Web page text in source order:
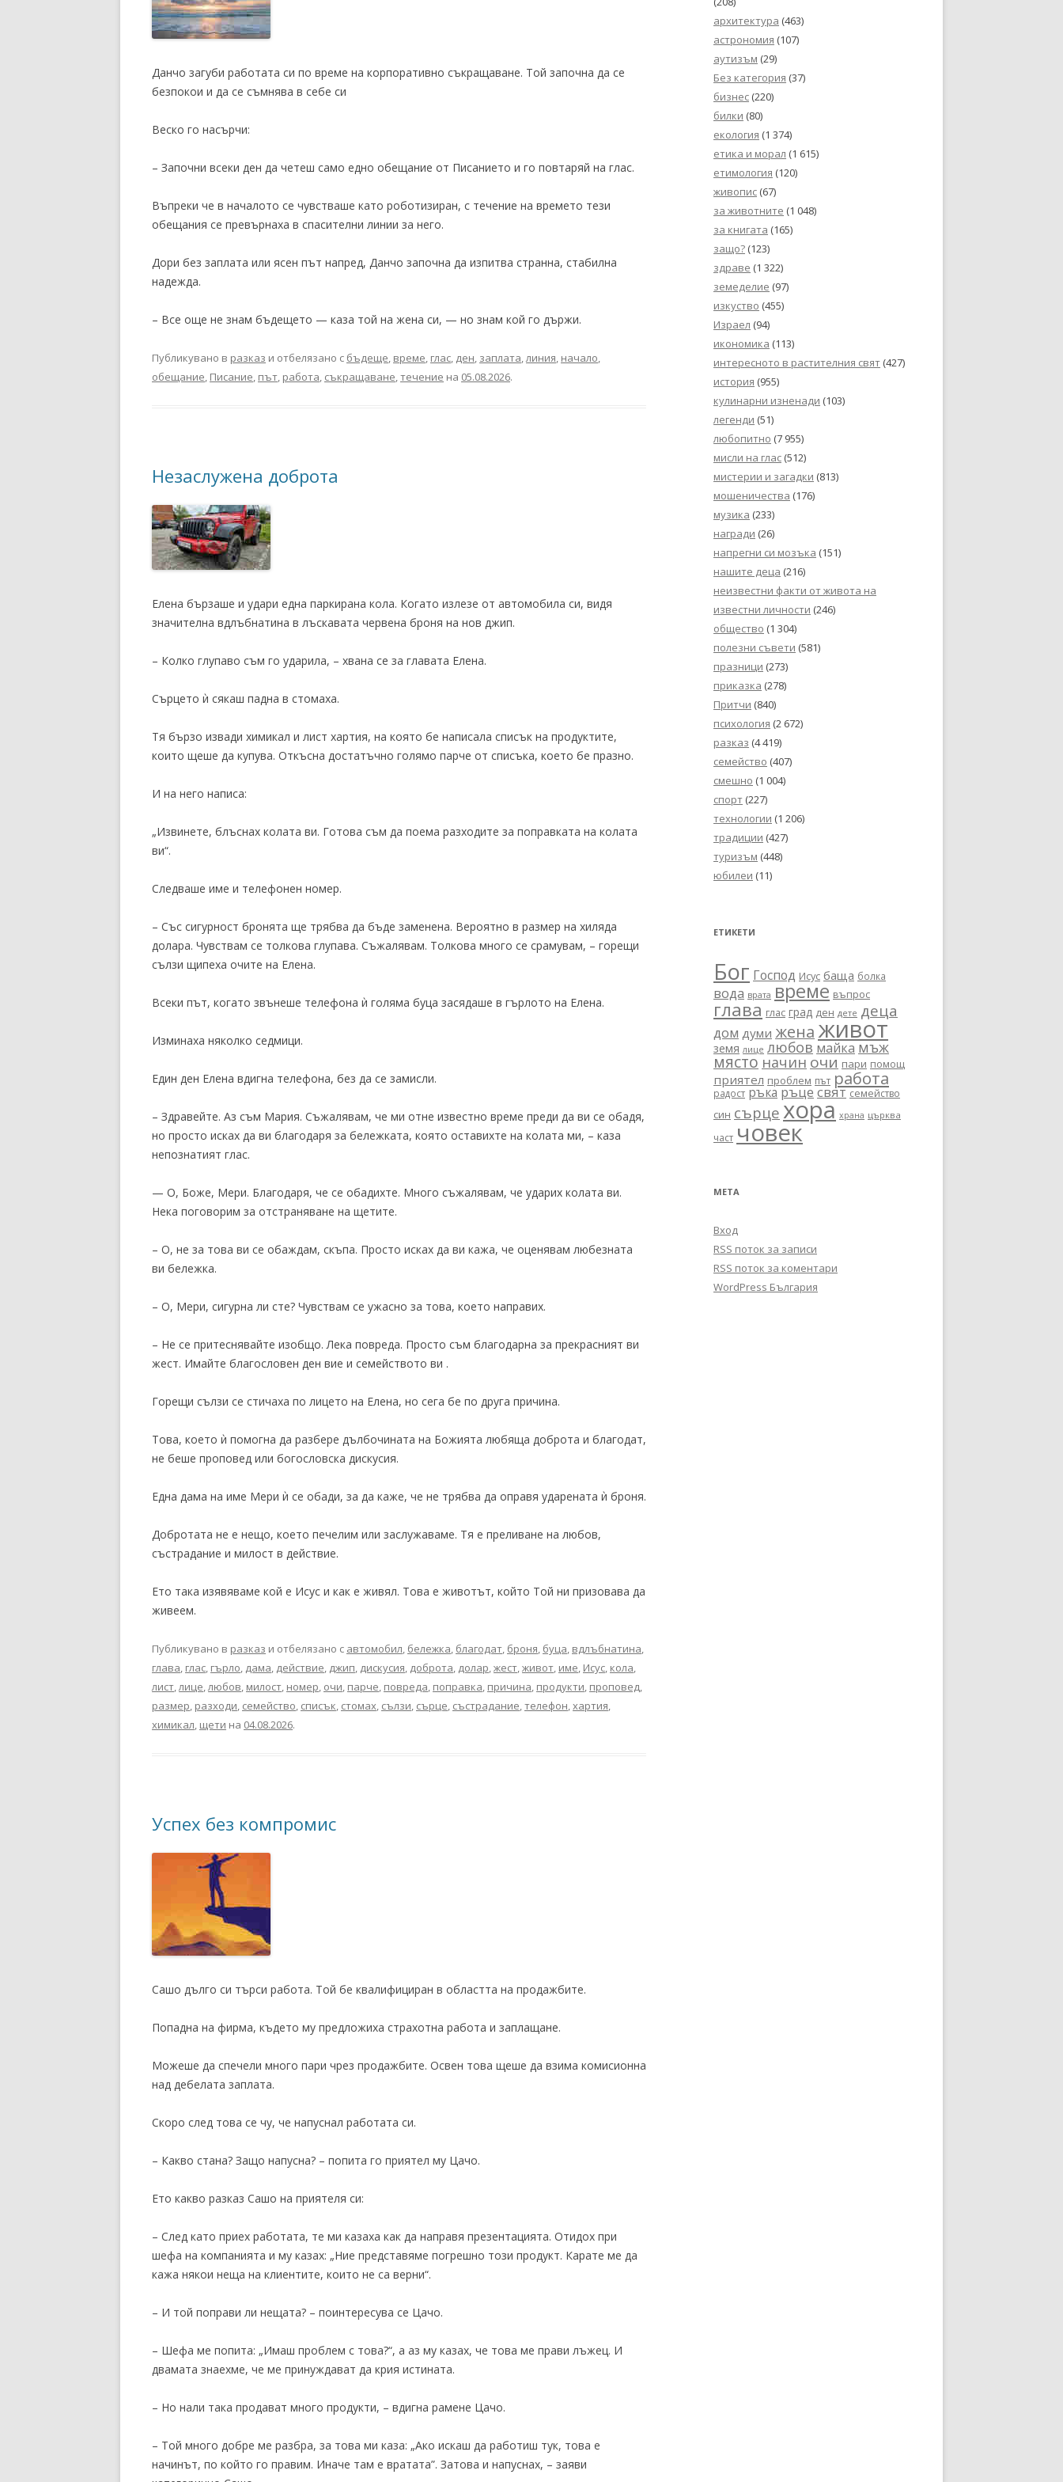
Данчо загуби работата си по време на корпоративно съкращаване. Той започна да се
безпокои и да се съмнява в себе си
Веско го насърчи:
– Започни всеки ден да четеш само едно обещание от Писанието и го повтаряй на глас.
Въпреки че в началото се чувстваше като роботизиран, с течение на времето тези
обещания се превърнаха в спасителни линии за него.
Дори без заплата или ясен път напред, Данчо започна да изпитва странна, стабилна
надежда.
– Все още не знам бъдещето — каза той на жена си, — но знам кой го държи.
Публикувано в разказ и отбелязано с бъдеще, време, глас, ден, заплата,линия, начало,
обещание, Писание, път, работа, съкращаване,течение на 05.08.2026.
Незаслужена доброта
Елена бързаше и удари една паркирана кола. Когато излезе от автомобила си, видя
значителна вдлъбнатина в лъскавата червена броня на нов джип.
– Колко глупаво съм го ударила, – хвана се за главата Елена.
Сърцето ѝ сякаш падна в стомаха.
Тя бързо извади химикал и лист хартия, на която бе написала списък на продуктите,
които щеше да купува. Откъсна достатъчно голямо парче от списъка, което бе празно.
И на него написа:
„Извинете, блъснах колата ви. Готова съм да поема разходите за поправката на колата
ви“.
Следваше име и телефонен номер.
– Със сигурност бронята ще трябва да бъде заменена. Вероятно в размер на хиляда
долара. Чувствам се толкова глупава. Съжалявам. Толкова много се срамувам, – горещи
сълзи щипеха очите на Елена.
Всеки път, когато звънеше телефона ѝ голяма буца засядаше в гърлото на Елена.
Изминаха няколко седмици.
Един ден Елена вдигна телефона, без да се замисли.
– Здравейте. Аз съм Мария. Съжалявам, че ми отне известно време преди да ви се обадя,
но просто исках да ви благодаря за бележката, която оставихте на колата ми, – каза
непознатият глас.
— О, Боже, Мери. Благодаря, че се обадихте. Много съжалявам, че ударих колата ви.
Нека поговорим за отстраняване на щетите.
– О, не за това ви се обаждам, скъпа. Просто исках да ви кажа, че оценявам любезната
ви бележка.
– О, Мери, сигурна ли сте? Чувствам се ужасно за това, което направих.
– Не се притеснявайте изобщо. Лека повреда. Просто съм благодарна за прекрасният ви
жест. Имайте благословен ден вие и семейството ви .
Горещи сълзи се стичаха по лицето на Елена, но сега бе по друга причина.
Това, което ѝ помогна да разбере дълбочината на Божията любяща доброта и благодат,
не беше проповед или богословска дискусия.
Една дама на име Мери ѝ се обади, за да каже, че не трябва да оправя ударената ѝ броня.
Добротата не е нещо, което печелим или заслужаваме. Тя е преливане на любов,
състрадание и милост в действие.
Ето така изявяваме кой е Исус и как е живял. Това е животът, който Той ни призовава да
живеем.
Публикувано в разказ и отбелязано с автомобил, бележка, благодат, броня, буца, вдлъбнатина,
глава, глас, гърло, дама, действие, джип, дискусия, доброта, долар,жест,живот, име, Исус, кола,
лист,лице,любов, милост, номер, очи, парче, повреда, поправка, причина, продукти, проповед,
размер, разходи, семейство, списък, стомах, сълзи, сърце, състрадание,телефон,хартия,
химикал, щети на 04.08.2026.
Успех без компромис
Сашо дълго си търси работа. Той бе квалифициран в областта на продажбите.
Попадна на фирма, където му предложиха страхотна работа и заплащане.
Можеше да спечели много пари чрез продажбите. Освен това щеше да взима комисионна
над дебелата заплата.
Скоро след това се чу, че напуснал работата си.
– Какво стана? Защо напусна? – попита го приятел му Цачо.
Ето какво разказ Сашо на приятеля си:
– След като приех работата, те ми казаха как да направя презентацията. Отидох при
шефа на компанията и му казах: „Ние представяме погрешно този продукт. Карате ме да
кажа някои неща на клиентите, които не са верни“.
– И той поправи ли нещата? – поинтересува се Цачо.
– Шефа ме попита: „Имаш проблем с това?“, а аз му казах, че това ме прави лъжец. И
двамата знаехме, че ме принуждават да крия истината.
– Но нали така продават много продукти, – вдигна рамене Цачо.
– Той много добре ме разбра, за това ми каза: „Ако искаш да работиш тук, това е
начинът, по който го правим. Иначе там е вратата”. Затова и напуснах, – заяви
архитектура (463)
астрономия (107)
аутизъм (29)
Без категория (37)
бизнес (220)
билки (80)
екология (1 374)
етика и морал (1 615)
етимология (120)
живопис (67)
за животните (1 048)
за книгата (165)
защо? (123)
здраве (1 322)
земеделие (97)
изкуство (455)
Израел (94)
икономика (113)
интересното в растителния свят (427)
история (955)
кулинарни изненади (103)
легенди (51)
любопитно (7 955)
мисли на глас (512)
мистерии и загадки (813)
мошеничества (176)
музика (233)
награди (26)
напрегни си мозъка (151)
нашите деца (216)
неизвестни факти от живота на
известни личности (246)
общество (1 304)
полезни съвети (581)
празници (273)
приказка (278)
Притчи (840)
психология (2 672)
разказ (4 419)
семейство (407)
смешно (1 004)
спорт (227)
технологии (1 206)
традиции (427)
туризъм (448)
юбилеи (11)
ЕТИКЕТИ
Бог Господ Исус баща болка
вода врата време въпрос
глава глас град ден дете деца
дом думи жена живот
земя лице любов майка мъж
място начин очи пари помощ
приятел проблем път работа
радост ръка ръце свят семейство
син сърце хора храна църква
част човек
МЕТА
Вход
RSS поток за записи
RSS поток за коментари
WordPress България